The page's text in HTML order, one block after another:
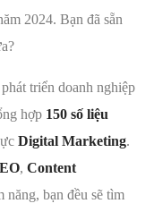
2024. Bạn đã sẵn
triển doanh nghiệp
hợp 150 số liệu
Digital Marketing.
, Content
năng, bạn đều sẽ tìm